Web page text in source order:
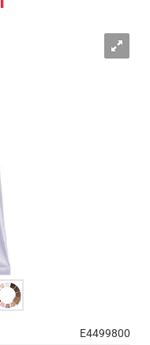
E4499800